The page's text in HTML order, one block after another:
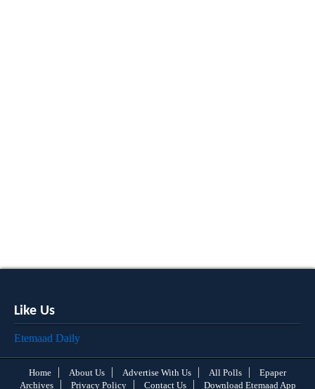
Like Us
Etemaad Daily
Home About Us Advertise With Us All Polls
Epaper
Archives
Privacy Policy Contact Us Download Etemaad App